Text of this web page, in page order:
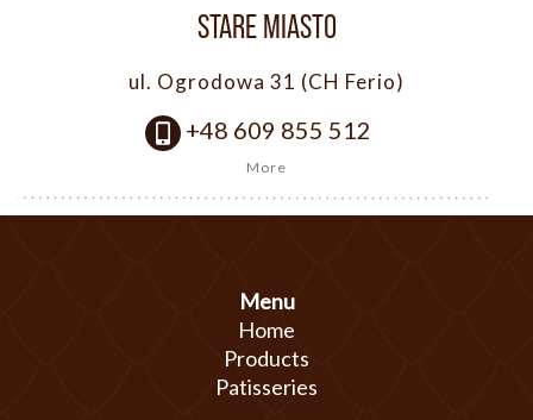
STARE MIASTO
ul. Ogrodowa 31 (CH Ferio)
+48 609 855 512
More
Menu
Home
Products
Patisseries